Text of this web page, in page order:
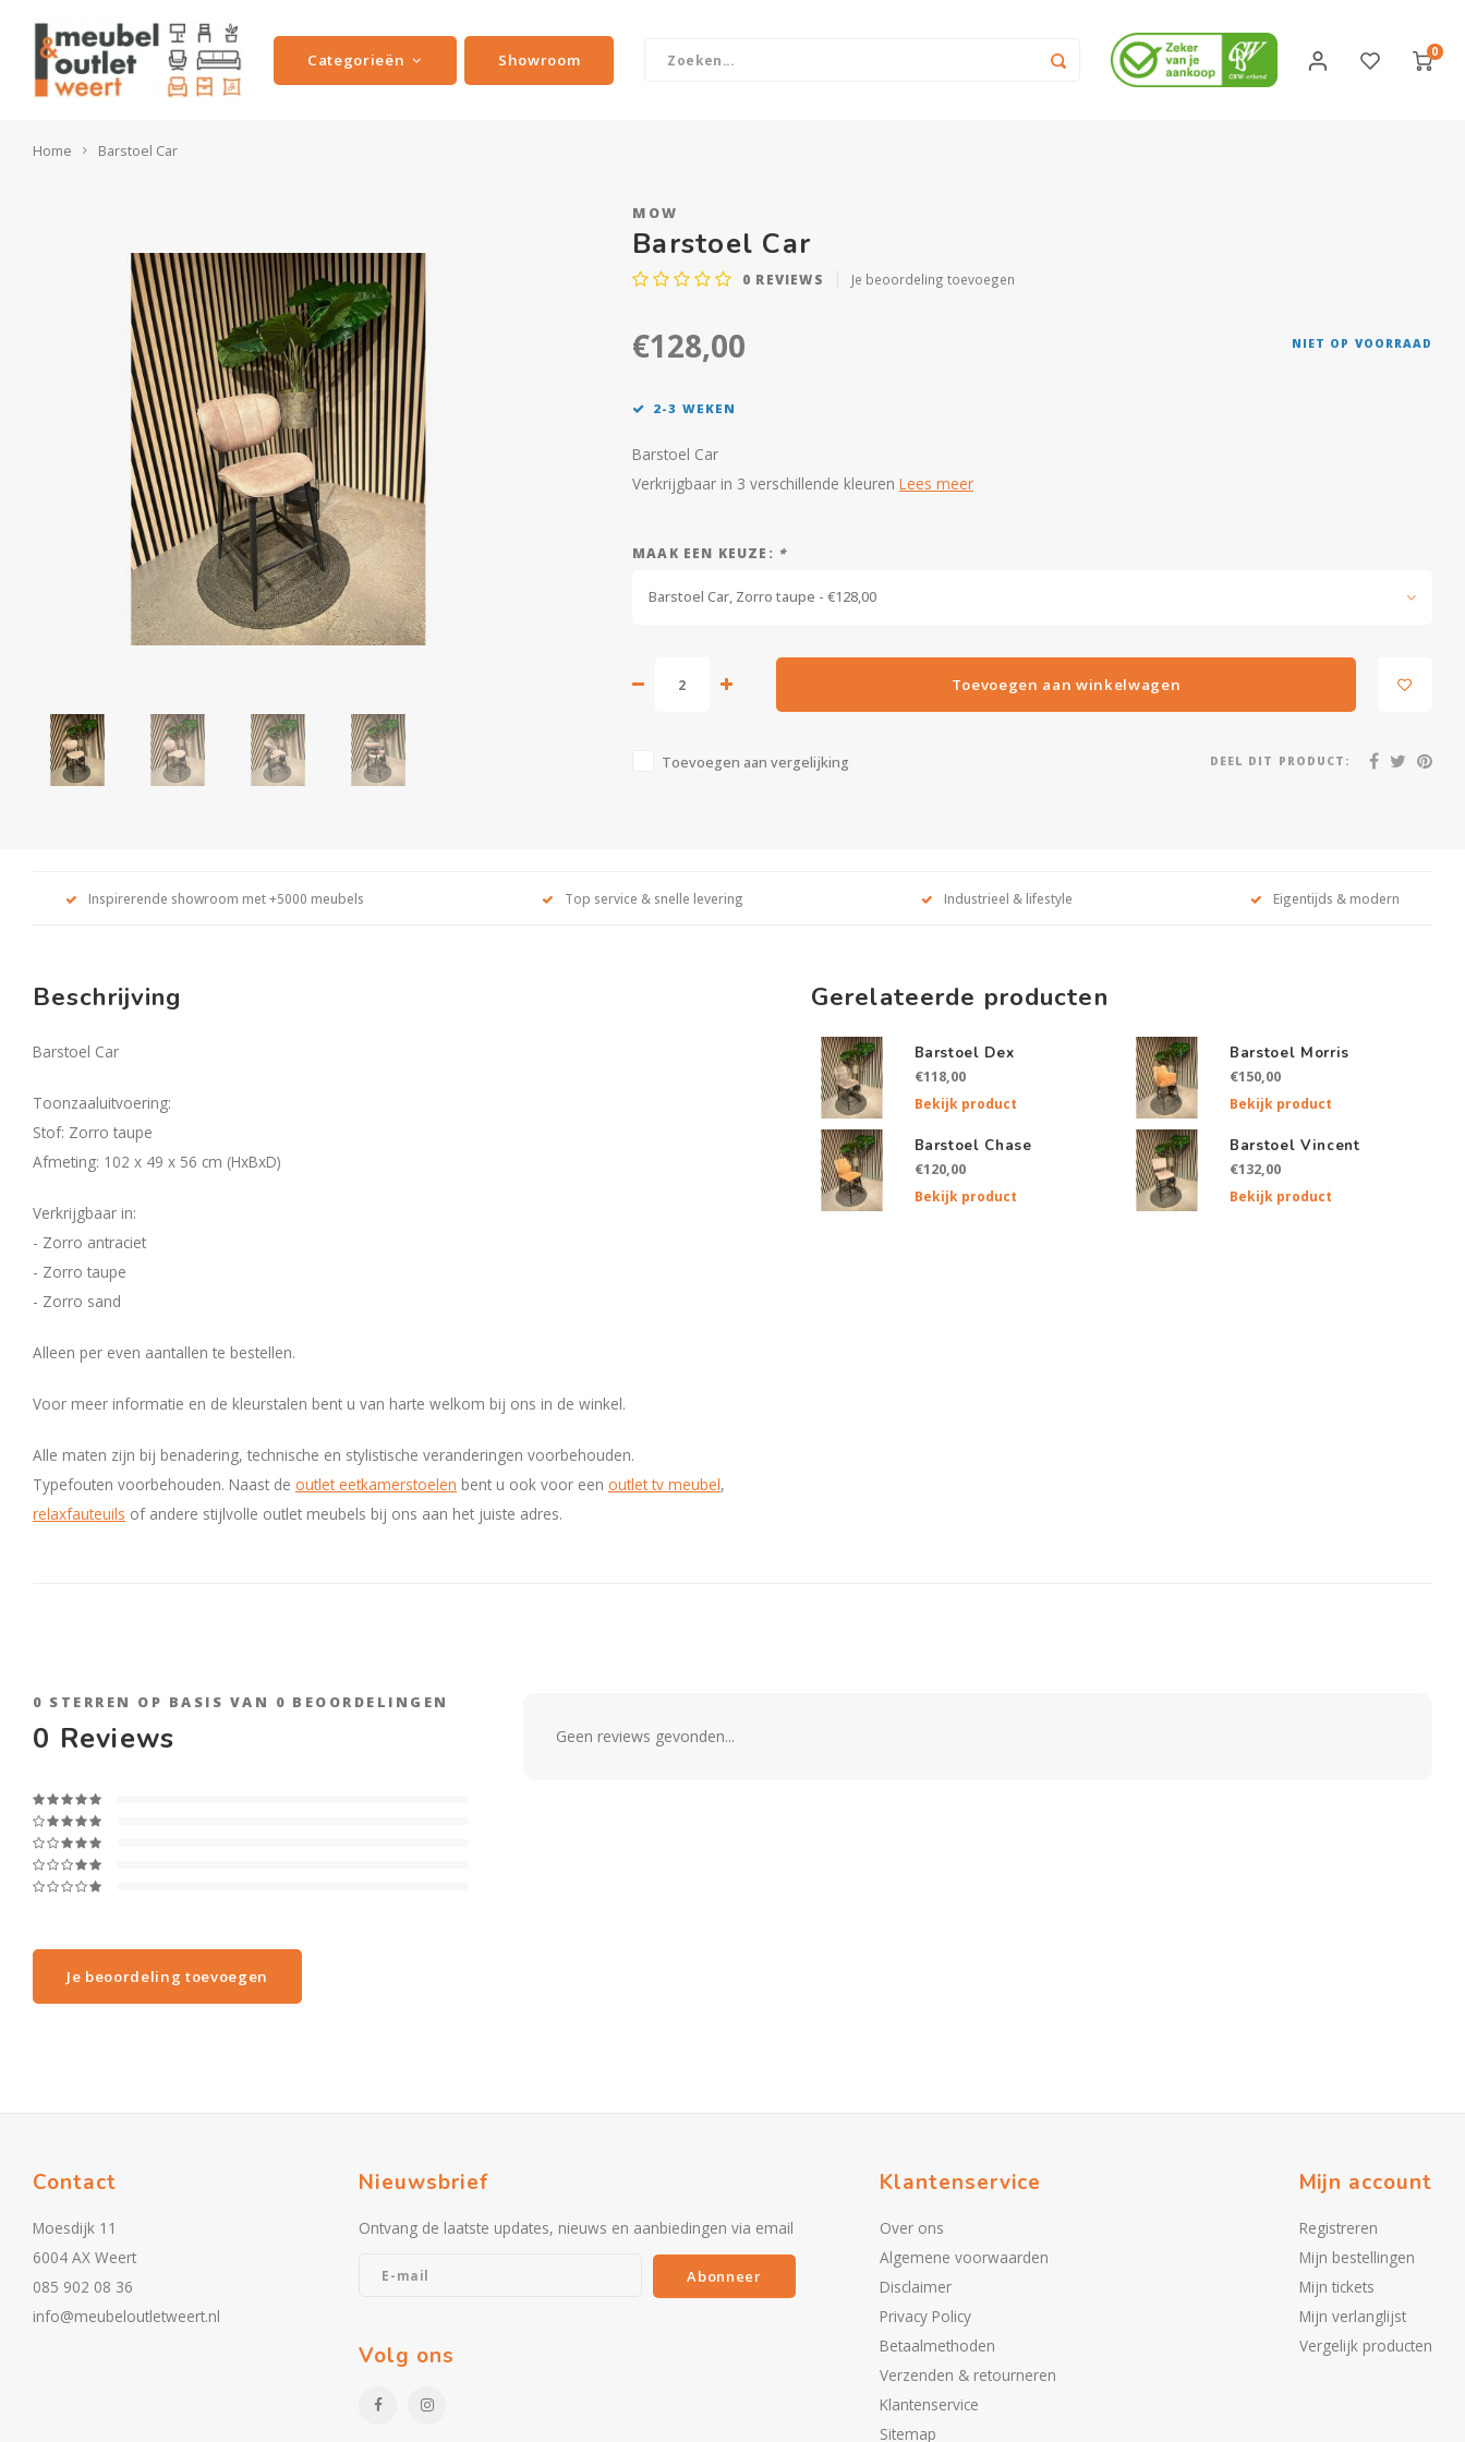
Categorieën Showroom 0
Home Barstoel Car
MOW
Barstoel Car
0 REVIEWS Je beoordeling toevoegen
€128,00 NIET OP VOORRAAD
2-3 WEKEN
Barstoel Car
Verkrijgbaar in 3 verschillende kleuren Lees meer
MAAK EEN KEUZE: *
Barstoel Car, Zorro taupe - €128,00
Toevoegen aan winkelwagen
Toevoegen aan vergelijking DEEL DIT PRODUCT:
Inspirerende showroom met +5000 meubels Top service & snelle levering Industrieel & lifestyle Eigentijds & modern
Beschrijving
Barstoel Car
Toonzaaluitvoering:
Stof: Zorro taupe
Afmeting: 102 x 49 x 56 cm (HxBxD)
Verkrijgbaar in:
- Zorro antraciet
- Zorro taupe
- Zorro sand
Alleen per even aantallen te bestellen.
Voor meer informatie en de kleurstalen bent u van harte welkom bij ons in de winkel.
Alle maten zijn bij benadering, technische en stylistische veranderingen voorbehouden.
Typefouten voorbehouden. Naast de outlet eetkamerstoelen bent u ook voor een outlet tv meubel,
relaxfauteuils of andere stijlvolle outlet meubels bij ons aan het juiste adres.
Gerelateerde producten
Barstoel Dex
€118,00
Bekijk product
Barstoel Morris
€150,00
Bekijk product
Barstoel Chase
€120,00
Bekijk product
Barstoel Vincent
€132,00
Bekijk product
0 STERREN OP BASIS VAN 0 BEOORDELINGEN
0 Reviews
Je beoordeling toevoegen
Geen reviews gevonden...
Contact
Moesdijk 11
6004 AX Weert
085 902 08 36
info@meubeloutletweert.nl
Nieuwsbrief
Ontvang de laatste updates, nieuws en aanbiedingen via email
Abonneer
Volg ons
Klantenservice
Over ons
Algemene voorwaarden
Disclaimer
Privacy Policy
Betaalmethoden
Verzenden & retourneren
Klantenservice
Sitemap
Mijn account
Registreren
Mijn bestellingen
Mijn tickets
Mijn verlanglijst
Vergelijk producten